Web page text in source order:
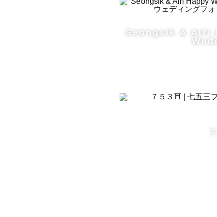
⸻
■ 自然な表
無理にカ
その場に
その時間
Seongsik & Airi